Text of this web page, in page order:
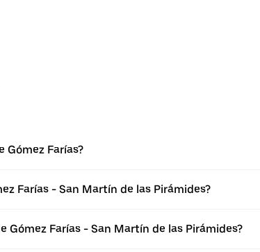
Gómez Farías?
Farías - San Martín de las Pirámides?
Farías - San Martín de las Pirámides?